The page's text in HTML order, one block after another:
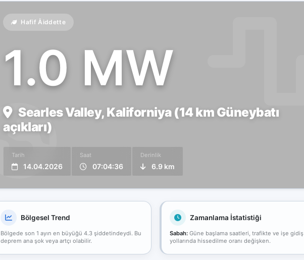
Hafif Åiddette
1.0 MW
Searles Valley, Kaliforniya (14 km Güneybatı
açıkları)
Tarih
14.04.2026
Saat
07:04:36
Derinlik
6.9 km
Bölgesel Trend
Bölgede son 1 ayın en büyüğü 4.3 şiddetindeydi. Bu
deprem ana şok veya artçı olabilir.
Zamanlama İstatistiği
Sabah:Güne başlama saatleri, trafikte ve işe gidiş
yollarında hissedilme oranı değişken.